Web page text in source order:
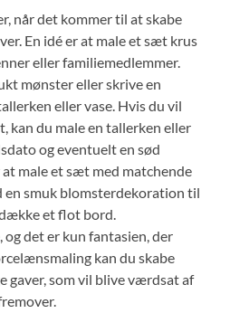
når det kommer til at skabe
En idé er at male et sæt krus
eller familiemedlemmer.
mønster eller skrive en
eller vase. Hvis du vil
kan du male en tallerken eller
og eventuelt en sød
at male et sæt med matchende
en smuk blomsterdekoration til
et flot bord.
det er kun fantasien, der
kan du skabe
gaver, som vil blive værdsat af